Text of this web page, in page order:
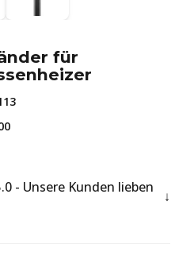
für
- Unsere Kunden lieben